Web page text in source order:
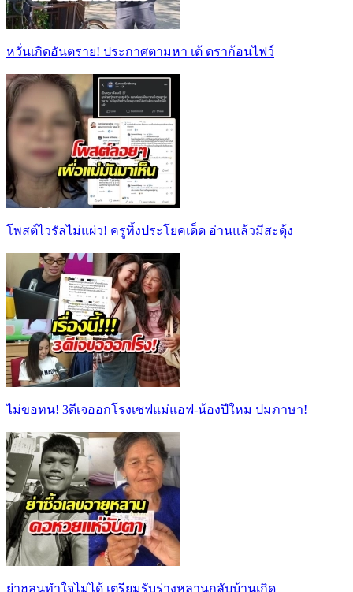
หวั่นเกิดอันตราย! ประกาศตามหา เต้ ดราก้อนไฟว์
โพสต์ไวรัลไม่แผ่ว! ครูทิ้งประโยคเด็ด อ่านแล้วมีสะดุ้ง
ไม่ขอทน! 3ดีเจออกโรงเซฟแม่แอฟ-น้องปีใหม ปมภาษา!
ย่าฮลุนทำใจไม่ได้ เตรียมรับร่างหลานกลับบ้านเกิด